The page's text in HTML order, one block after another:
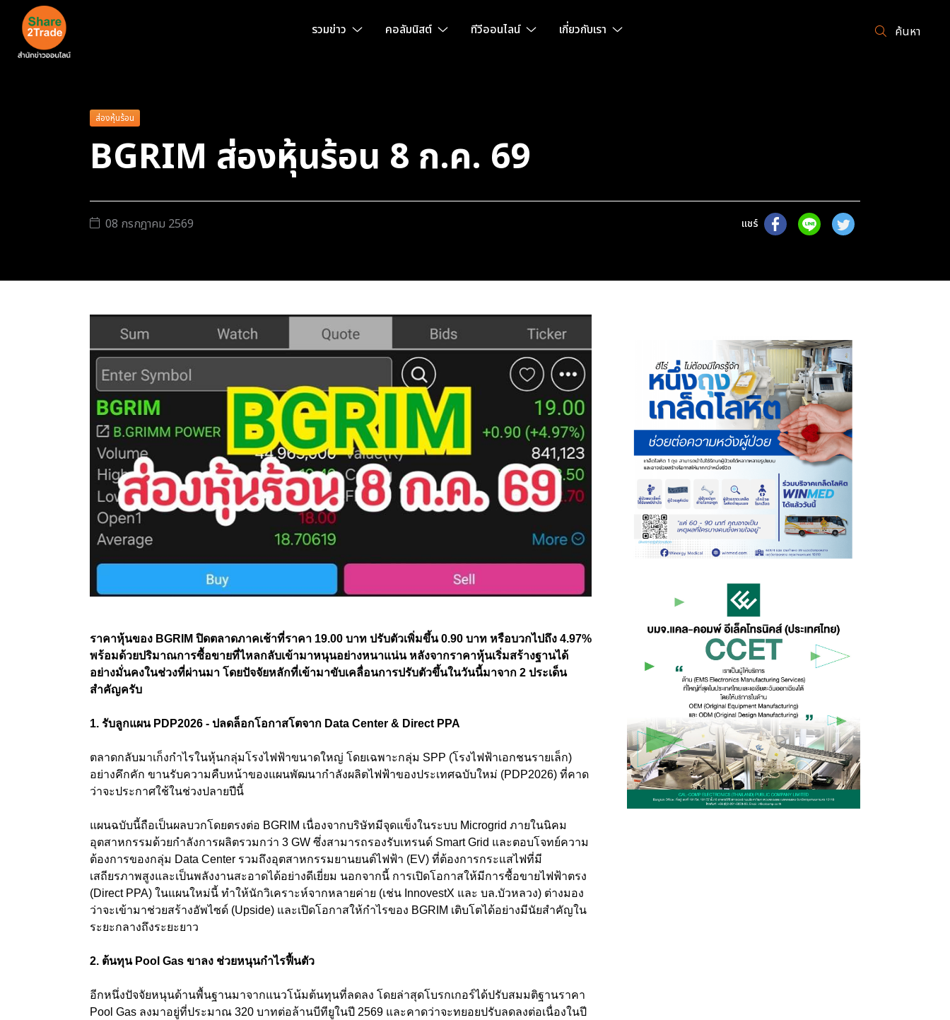
รวมข่าว คอลัมนิสต์ ทีวีออนไลน์ เกี่ยวกับเรา ค้นหา
ส่องหุ้นร้อน
BGRIM ส่องหุ้นร้อน 8 ก.ค. 69
08 กรกฎาคม 2569 แชร์
ราคาหุ้นของ BGRIM ปิดตลาดภาคเช้าที่ราคา 19.00 บาท ปรับตัวเพิ่มขึ้น 0.90 บาท หรือบวกไปถึง 4.97%
พร้อมด้วยปริมาณการซื้อขายที่ไหลกลับเข้ามาหนุนอย่างหนาแน่น หลังจากราคาหุ้นเริ่มสร้างฐานได้
อย่างมั่นคงในช่วงที่ผ่านมา โดยปัจจัยหลักที่เข้ามาขับเคลื่อนการปรับตัวขึ้นในวันนี้มาจาก 2 ประเด็น
สำคัญครับ
1. รับลูกแผน PDP2026 - ปลดล็อกโอกาสโตจาก Data Center & Direct PPA
ตลาดกลับมาเก็งกำไรในหุ้นกลุ่มโรงไฟฟ้าขนาดใหญ่ โดยเฉพาะกลุ่ม SPP (โรงไฟฟ้าเอกชนรายเล็ก)
อย่างคึกคัก ขานรับความคืบหน้าของแผนพัฒนากำลังผลิตไฟฟ้าของประเทศฉบับใหม่ (PDP2026) ที่คาด
ว่าจะประกาศใช้ในช่วงปลายปีนี้
แผนฉบับนี้ถือเป็นผลบวกโดยตรงต่อ BGRIM เนื่องจากบริษัทมีจุดแข็งในระบบ Microgrid ภายในนิคม
อุตสาหกรรมด้วยกำลังการผลิตรวมกว่า 3 GW ซึ่งสามารถรองรับเทรนด์ Smart Grid และตอบโจทย์ความ
ต้องการของกลุ่ม Data Center รวมถึงอุตสาหกรรมยานยนต์ไฟฟ้า (EV) ที่ต้องการกระแสไฟที่มี
เสถียรภาพสูงและเป็นพลังงานสะอาดได้อย่างดีเยี่ยม นอกจากนี้ การเปิดโอกาสให้มีการซื้อขายไฟฟ้าตรง
(Direct PPA) ในแผนใหม่นี้ ทำให้นักวิเคราะห์จากหลายค่าย (เช่น InnovestX และ บล.บัวหลวง) ต่างมอง
ว่าจะเข้ามาช่วยสร้างอัพไซด์ (Upside) และเปิดโอกาสให้กำไรของ BGRIM เติบโตได้อย่างมีนัยสำคัญใน
ระยะกลางถึงระยะยาว
2. ต้นทุน Pool Gas ขาลง ช่วยหนุนกำไรฟื้นตัว
อีกหนึ่งปัจจัยหนุนด้านพื้นฐานมาจากแนวโน้มต้นทุนที่ลดลง โดยล่าสุดโบรกเกอร์ได้ปรับสมมติฐานราคา
Pool Gas ลงมาอยู่ที่ประมาณ 320 บาทต่อล้านบีทียูในปี 2569 และคาดว่าจะทยอยปรับลดลงต่อเนื่องในปี